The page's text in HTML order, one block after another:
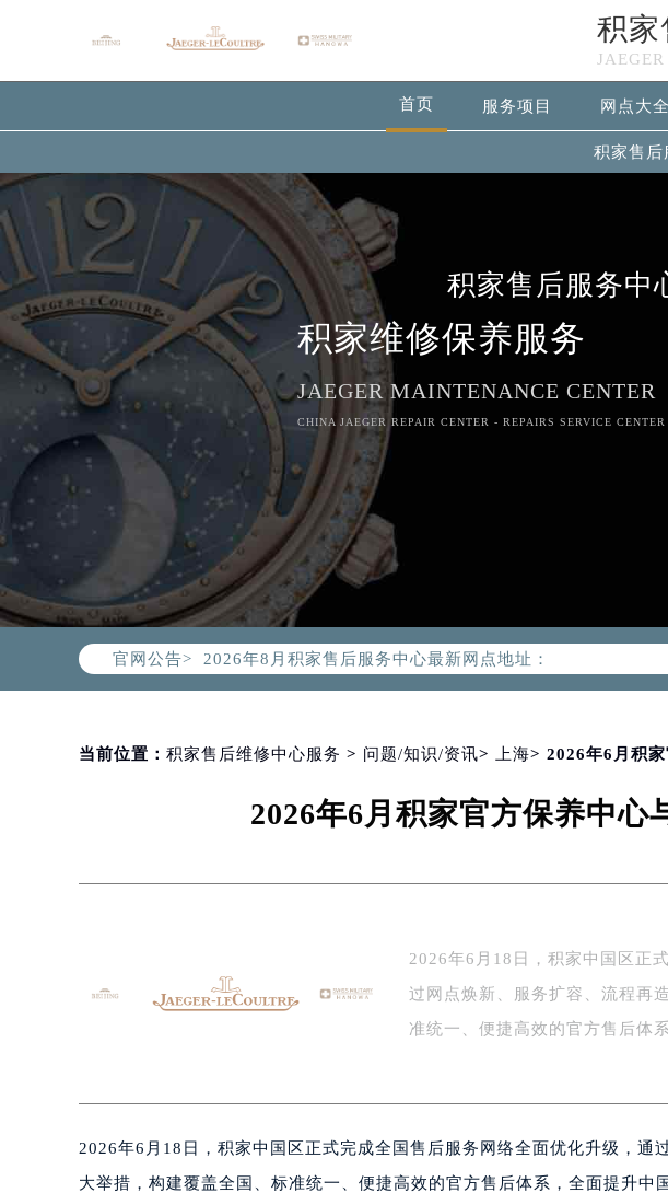
积家
首页 服务项目 网点大全
积家售后
积家售后服务中
积家维修保养服务
JAEGER MAINTENANCE CENTER
CHINA JAEGER REPAIR CENTER - REPAIRS SERVICE CENTER
官网公告>
2026年8月积家中国区售后服务网络优化升级公告
2026年8月积家全国官方售后客户服务热线：400-992-0312
积家官方全国统一服务热线400-992-0312，服务覆盖中国
2026年8月积家售后服务中心最新网点地址：
北京市朝阳区建国门外大街甲6号华熙国际中心写字楼D座
天津市和平区赤峰道136号天津国际金融中心写字楼26层
上海市黄浦区南京东路299号宏伊国际广场写字楼8层806室
盐城市盐都区世纪大道5号盐城金融城写字楼1号楼16层
泰州市海陵区永定东路399号置地商务中心东塔写字楼（华
宁波市江北区大闸南路500号来福士广场办公楼20层2009室
嘉兴市南湖区广益路705号嘉兴世界贸易中心写字楼A座13
南昌市红谷滩新区红谷中大道998号绿地双子塔（中央广场
当前位置： 积家售后维修中心服务 > 问题/知识/资讯> 上海> 2026年6月积
2026年6月积家官方保养中
2026年6月18日，积家中国区正
过网点焕新、服务扩容、流程再
准统一、便捷高效的官方售后体
2026年6月18日，积家中国区正式完成全国售后服务网络全面优化升级，通
大举措，构建覆盖全国、标准统一、便捷高效的官方售后体系，全面提升中